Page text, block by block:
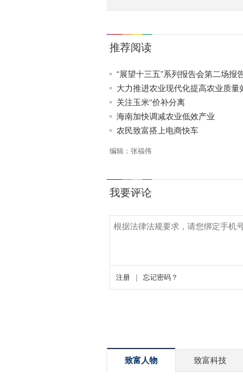
推荐阅读
“展望十三五”系列报告会第二场报
大力推进农业现代化提高农业质量
关注玉米“价补分离
海南加快调减农业低效产业
农民致富搭上电商快车
编辑：张福伟
致富人物 致富科技